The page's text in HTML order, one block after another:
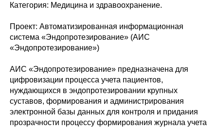
Категория: Медицина и здравоохранение.
Проект: Автоматизированная информационная
система «Эндопротезирование» (АИС
«Эндопротезирование»)
АИС «Эндопротезирование» предназначена для
цифровизации процесса учета пациентов,
нуждающихся в эндопротезировании крупных
суставов, формирования и администрирования
электронной базы данных для контроля и придания
прозрачности процессу формирования журнала учета